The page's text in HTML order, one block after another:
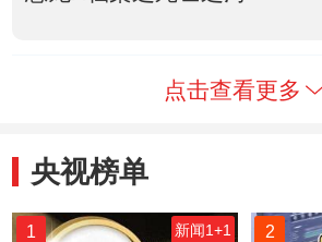
点击查看更多
央视榜单
1 新闻1+1 2